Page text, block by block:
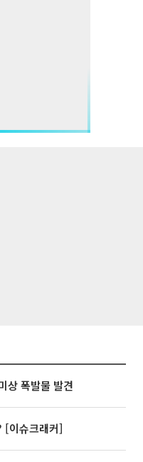
상 폭발물 발견
[이슈크래커]